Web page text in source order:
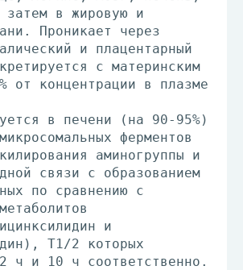
затем в жировую и
Проникает через
и плацентарный
с материнским
от концентрации в плазме
в печени (на 90-95%)
ферментов
аминогруппы и
связи с образованием
по сравнению с
и
T1/2 которых
ч и 10 ч соответственно.